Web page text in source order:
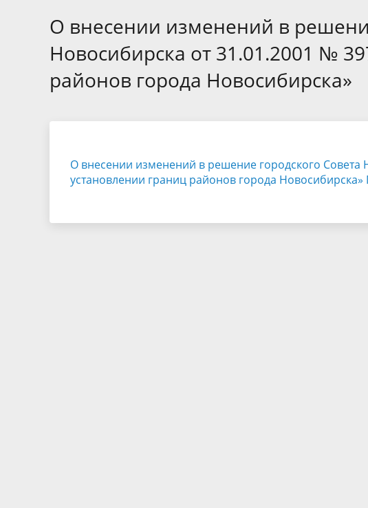
Отчет о работе
Информация о
депутатов
Комиссия по вопросам
муниципальной службы
Обратная связь
О внесении изменений в
Новосибирска от 31.01.2001 №
районов города Новосибирска»
О внесении изменений в решение городского Совета
установлении границ районов города Новосибирска»